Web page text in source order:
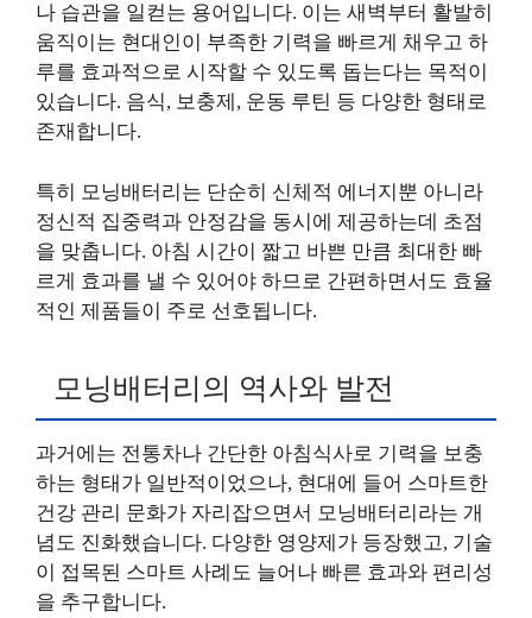
나 습관을 일컫는 용어입니다. 이는 새벽부터 활발히
움직이는 현대인이 부족한 기력을 빠르게 채우고 하
루를 효과적으로 시작할 수 있도록 돕는다는 목적이
있습니다. 음식, 보충제, 운동 루틴 등 다양한 형태로
존재합니다.
특히 모닝배터리는 단순히 신체적 에너지뿐 아니라
정신적 집중력과 안정감을 동시에 제공하는데 초점
을 맞춥니다. 아침 시간이 짧고 바쁜 만큼 최대한 빠
르게 효과를 낼 수 있어야 하므로 간편하면서도 효율
적인 제품들이 주로 선호됩니다.
모닝배터리의 역사와 발전
과거에는 전통차나 간단한 아침식사로 기력을 보충
하는 형태가 일반적이었으나, 현대에 들어 스마트한
건강 관리 문화가 자리잡으면서 모닝배터리라는 개
념도 진화했습니다. 다양한 영양제가 등장했고, 기술
이 접목된 스마트 사례도 늘어나 빠른 효과와 편리성
을 추구합니다.